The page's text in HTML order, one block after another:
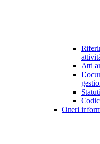
Atti
Oneri